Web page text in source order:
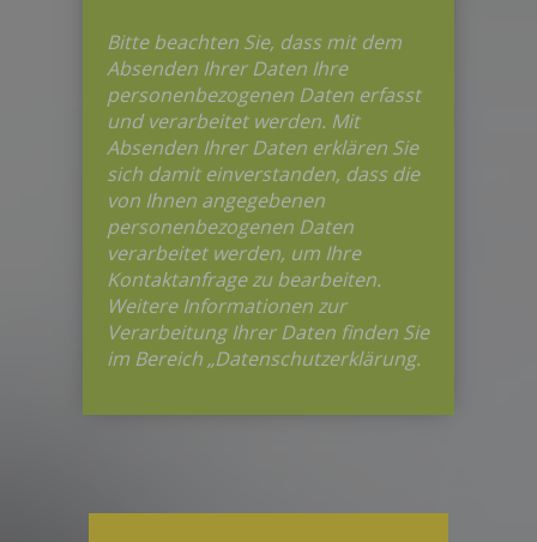
Bitte beachten Sie, dass mit dem
Absenden Ihrer Daten Ihre
personenbezogenen Daten erfasst
und verarbeitet werden. Mit
Absenden Ihrer Daten erklären Sie
sich damit einverstanden, dass die
von Ihnen angegebenen
personenbezogenen Daten
verarbeitet werden, um Ihre
Kontaktanfrage zu bearbeiten.
Weitere Informationen zur
Verarbeitung Ihrer Daten finden Sie
im Bereich „Datenschutzerklärung.